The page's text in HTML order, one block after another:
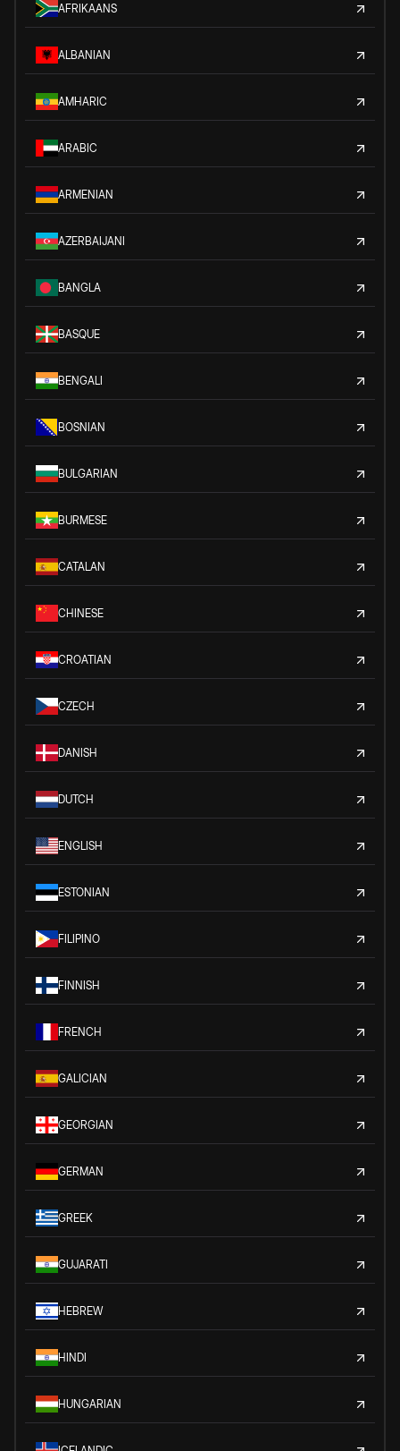
AFRIKAANS
ALBANIAN
AMHARIC
ARABIC
ARMENIAN
AZERBAIJANI
BANGLA
BASQUE
BENGALI
BOSNIAN
BULGARIAN
BURMESE
CATALAN
CHINESE
CROATIAN
CZECH
DANISH
DUTCH
ENGLISH
ESTONIAN
FILIPINO
FINNISH
FRENCH
GALICIAN
GEORGIAN
GERMAN
GREEK
GUJARATI
HEBREW
HINDI
HUNGARIAN